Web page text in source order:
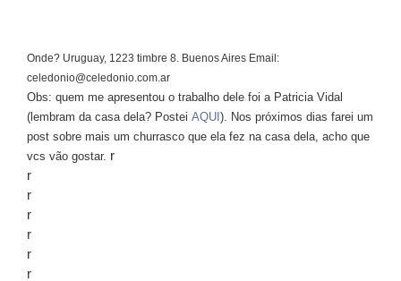
Onde? Uruguay, 1223 timbre 8. Buenos Aires Email:
celedonio@celedonio.com.ar
Obs: quem me apresentou o trabalho dele foi a Patricia Vidal
(lembram da casa dela? Postei AQUI ). Nos próximos dias farei um
post sobre mais um churrasco que ela fez na casa dela, acho que
vcs vão gostar. r
r
r
r
r
r
r